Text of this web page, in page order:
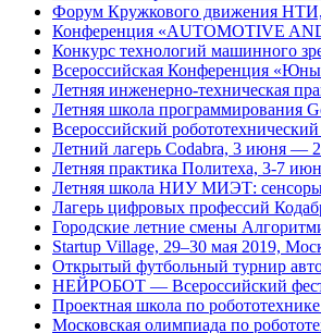
Форум Кружкового движения
Конференция «AUTOMOTIVE AND
Конкурс технологий машинного
Всероссийская Конференция
Летняя инженерно-техническая
Летняя школа программирования
Всероссийский
Летний лагерь Codabra, 3 июня —
Летняя практика Политеха, 3-7
Летняя школа НИУ МИЭТ: сенсоры,
Лагерь цифровых профессий
Городские летние смены
Startup Village, 29–30 мая 2019,
Открытый футбольный турнир
НЕЙРОБОТ — Всероссийский
Проектная школа по
Московская олимпиада по